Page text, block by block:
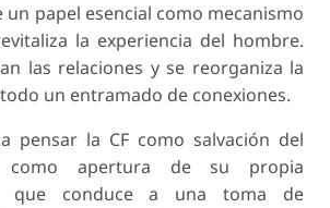
un papel esencial como mecanismo
la experiencia del hombre.
las relaciones y se reorganiza la
un entramado de conexiones.
pensar la CF como salvación del
como apertura de su propia
que conduce a una toma de